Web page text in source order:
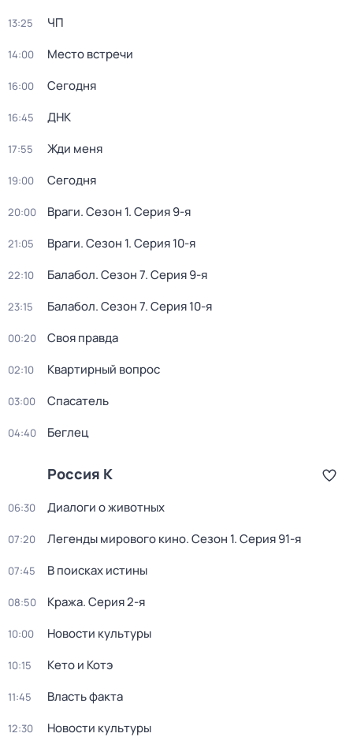
13:25 ЧП
14:00 Место встречи
16:00 Сегодня
16:45 ДНК
17:55 Жди меня
19:00 Сегодня
20:00 Враги. Сезон 1. Серия 9-я
21:05 Враги. Сезон 1. Серия 10-я
22:10 Балабол. Сезон 7. Серия 9-я
23:15 Балабол. Сезон 7. Серия 10-я
00:20 Своя правда
02:10 Квартирный вопрос
03:00 Спасатель
04:40 Беглец
Россия К
06:30 Диалоги о животных
07:20 Легенды мирового кино. Сезон 1. Серия 91-я
07:45 В поисках истины
08:50 Кража. Серия 2-я
10:00 Новости культуры
10:15 Кето и Котэ
11:45 Власть факта
12:30 Новости культуры